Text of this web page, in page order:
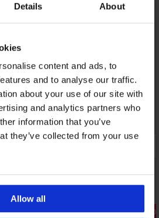
Details About
content and ads, to
and to analyse our traffic.
about your use of our site with
and analytics partners who
information that you’ve
they’ve collected from your use
Allow all
Korting -